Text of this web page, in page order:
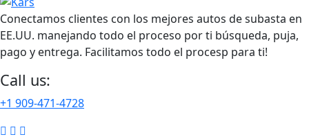
Conectamos clientes con los mejores autos de subasta en
EE.UU. manejando todo el proceso por ti búsqueda, puja,
pago y entrega. Facilitamos todo el procesp para ti!
Call us:
+1 909-471-4728